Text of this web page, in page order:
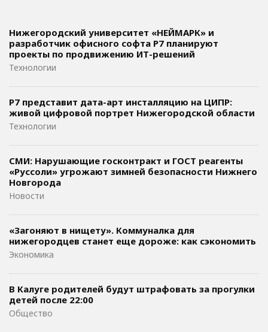
Нижегородский университет «НЕЙМАРК» и
разработчик офисного софта P7 планируют
проекты по продвижению ИТ-решений
Технологии
Р7 представит дата-арт инсталляцию на ЦИПР:
живой цифровой портрет Нижегородской области
Технологии
СМИ: Нарушающие госконтракт и ГОСТ реагенты
«Руссоли» угрожают зимней безопасности Нижнего
Новгорода
Новости
«Загоняют в нищету». Коммуналка для
нижегородцев станет еще дороже: как сэкономить
Экономика
В Калуге родителей будут штрафовать за прогулки
детей после 22:00
Общество